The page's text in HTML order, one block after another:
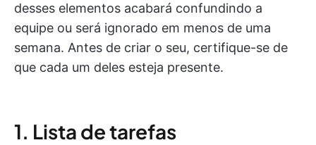
desses elementos acabará confundindo a
equipe ou será ignorado em menos de uma
semana. Antes de criar o seu, certifique-se de
que cada um deles esteja presente.
1. Lista de tarefas